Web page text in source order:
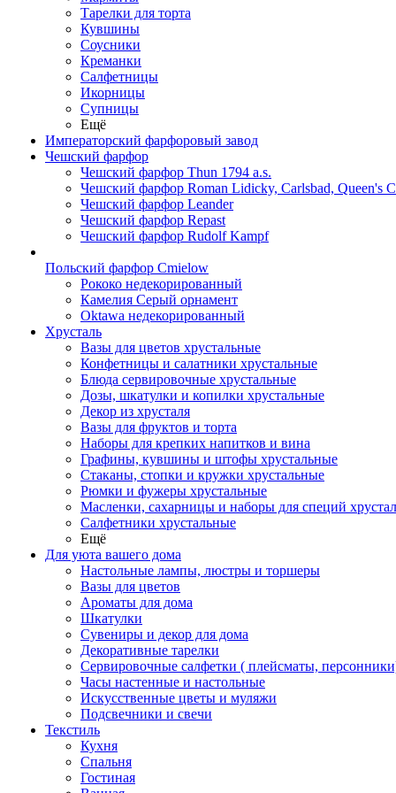
Тарелки для торта
Кувшины
Соусники
Креманки
Салфетницы
Икорницы
Супницы
Ещё
Императорский фарфоровый завод
Чешский фарфор
Чешский фарфор Thun 1794 a.s.
Чешский фарфор Roman Lidicky, Carlsbad, Queen's
Чешский фарфор Leander
Чешский фарфор Repast
Чешский фарфор Rudolf Kampf
Польский фарфор Сmielow
Рококо недекорированный
Камелия Серый орнамент
Oktawa недекорированный
Хрусталь
Вазы для цветов хрустальные
Конфетницы и салатники хрустальные
Блюда сервировочные хрустальные
Дозы, шкатулки и копилки хрустальные
Декор из хрусталя
Вазы для фруктов и торта
Наборы для крепких напитков и вина
Графины, кувшины и штофы хрустальные
Стаканы, стопки и кружки хрустальные
Рюмки и фужеры хрустальные
Масленки, сахарницы и наборы для специй
Салфетники хрустальные
Ещё
Для уюта вашего дома
Настольные лампы, люстры и торшеры
Вазы для цветов
Ароматы для дома
Шкатулки
Сувениры и декор для дома
Декоративные тарелки
Сервировочные салфетки ( плейсматы,
Часы настенные и настольные
Искусственные цветы и муляжи
Подсвечники и свечи
Текстиль
Кухня
Спальня
Гостиная